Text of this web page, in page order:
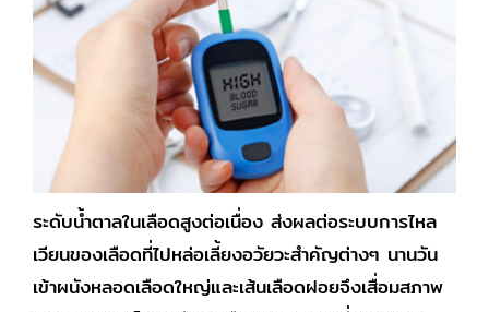
ระดับน้ำตาลในเลือดสูงต่อเนื่อง ส่งผลต่อระบบการไหล
เวียนของเลือดที่ไปหล่อเลี้ยงอวัยวะสำคัญต่างๆ นานวัน
เข้าผนังหลอดเลือดใหญ่และเส้นเลือดฝอยจึงเสื่อมสภาพ